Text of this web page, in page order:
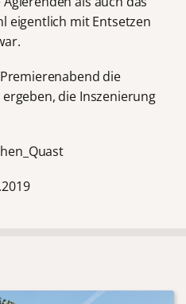
eigentlich mit Entsetzen
die
die Inszenierung